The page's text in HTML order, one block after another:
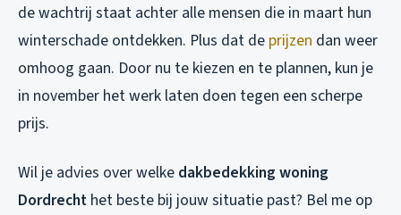
de wachtrij staat achter alle mensen die in maart hun
winterschade ontdekken. Plus dat de prijzen dan weer
omhoog gaan. Door nu te kiezen en te plannen, kun je
in november het werk laten doen tegen een scherpe
prijs.
Wil je advies over welke dakbedekking woning
Dordrecht het beste bij jouw situatie past? Bel me op